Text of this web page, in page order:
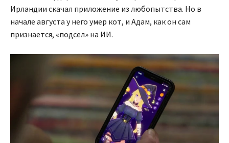
Ирландии скачал приложение из любопытства. Но в
начале августа у него умер кот, и Адам, как он сам
признается, «подсел» на ИИ.